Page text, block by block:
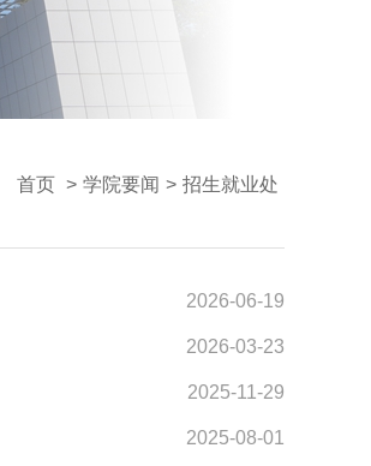
首页 > 学院要闻 > 招生就业处
2026-06-19
2026-03-23
2025-11-29
2025-08-01